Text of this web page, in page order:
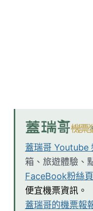
蓋瑞哥 Youtube
箱、旅遊體驗、
FaceBook粉絲
便宜機票資訊。
蓋瑞哥的機票報